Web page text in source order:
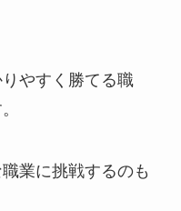
やすく勝てる職
業に挑戦するのも